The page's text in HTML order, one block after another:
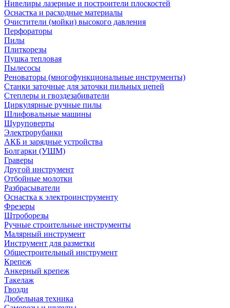
Нивелиры лазерные и построители плоскостей
Оснастка и расходные материалы
Очистители (мойки) высокого давления
Перфораторы
Пилы
Плиткорезы
Пушка тепловая
Пылесосы
Реноваторы (многофункциональные инструменты)
Станки заточные для заточки пильных цепей
Степлеры и гвоздезабиватели
Циркулярные ручные пилы
Шлифовальные машины
Шуруповерты
Электрорубанки
АКБ и зарядные устройства
Болгарки (УШМ)
Граверы
Другой инструмент
Отбойные молотки
Разбрасыватели
Оснастка к электроинструменту
Фрезеры
Штроборезы
Ручные строительные инструменты
Малярный инструмент
Инструмент для разметки
Общестроительный инструмент
Крепеж
Анкерный крепеж
Такелаж
Гвозди
Дюбельная техника